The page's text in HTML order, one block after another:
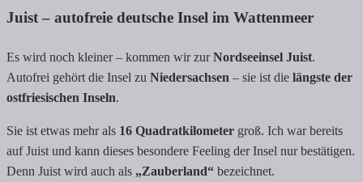
Juist – autofreie deutsche Insel im Wattenmeer
Es wird noch kleiner – kommen wir zurNordseeinsel Juist.
Autofrei gehört die Insel zu Niedersachsen – sie ist die längste der
ostfriesischen Inseln.
Sie ist etwas mehr als 16 Quadratkilometer groß. Ich war bereits
auf Juist und kann dieses besondere Feeling der Insel nur bestätigen.
Denn Juist wird auch als „Zauberland“ bezeichnet.